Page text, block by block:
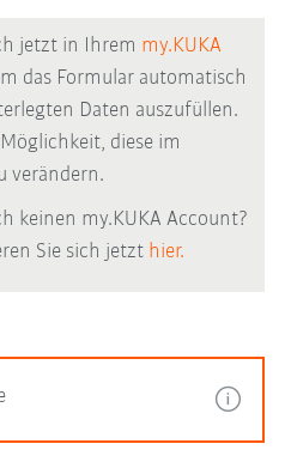
jetzt in Ihrem my.KUKA
das Formular automatisch
Daten auszufüllen.
diese im
verändern.
keinen my.KUKA Account?
Sie sich jetzt hier.